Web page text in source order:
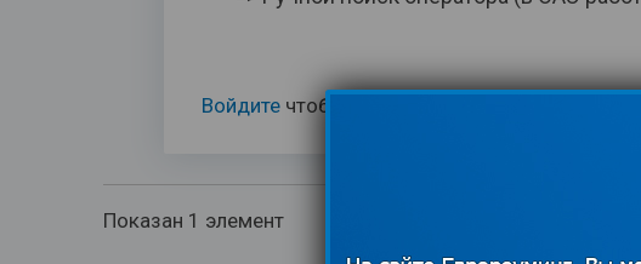
Войдите чтобы публиковать комментарии
Показан 1 элемент